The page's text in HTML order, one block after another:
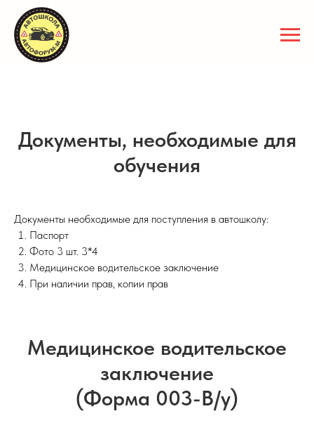
Документы, необходимые для
обучения
Документы необходимые для поступления в автошколу:
Паспорт
Фото 3 шт. 3*4
Медицинское водительское заключение
При наличии прав, копии прав
Медицинское водительское
заключение
(Форма 003-В/у)